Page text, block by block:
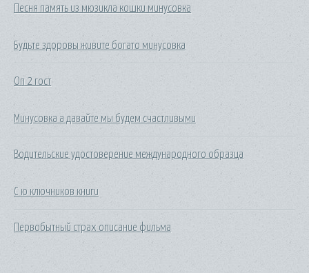
Песня память из мюзикла кошки минусовка
Будьте здоровы живите богато минусовка
Оп 2 гост
Минусовка а давайте мы будем счастливыми
Водительские удостоверение международного образца
С ю ключников книги
Первобытный страх описание фильма